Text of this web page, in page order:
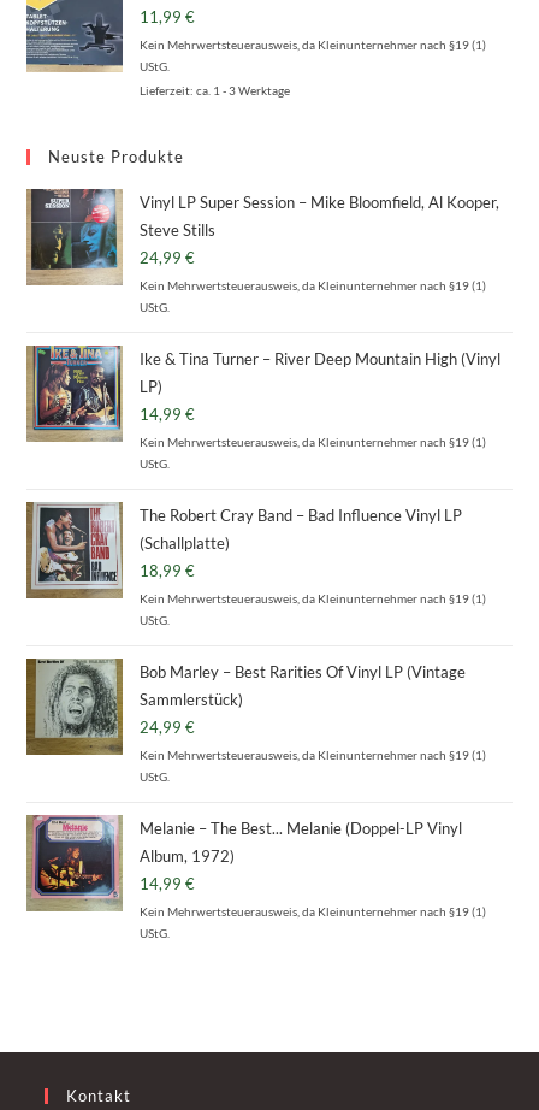
11,99€
Kein Mehrwertsteuerausweis, da Kleinunternehmer nach §19 (1)
UStG.
Lieferzeit:ca. 1 - 3 Werktage
Neuste Produkte
Vinyl LP Super Session – Mike Bloomfield, Al Kooper,
Steve Stills
24,99€
Kein Mehrwertsteuerausweis, da Kleinunternehmer nach §19 (1)
UStG.
Ike & Tina Turner – River Deep Mountain High (Vinyl
LP)
14,99€
Kein Mehrwertsteuerausweis, da Kleinunternehmer nach §19 (1)
UStG.
The Robert Cray Band – Bad Influence Vinyl LP
(Schallplatte)
18,99€
Kein Mehrwertsteuerausweis, da Kleinunternehmer nach §19 (1)
UStG.
Bob Marley – Best Rarities Of Vinyl LP (Vintage
Sammlerstück)
24,99€
Kein Mehrwertsteuerausweis, da Kleinunternehmer nach §19 (1)
UStG.
Melanie – The Best... Melanie (Doppel-LP Vinyl
Album, 1972)
14,99€
Kein Mehrwertsteuerausweis, da Kleinunternehmer nach §19 (1)
UStG.
Kontakt